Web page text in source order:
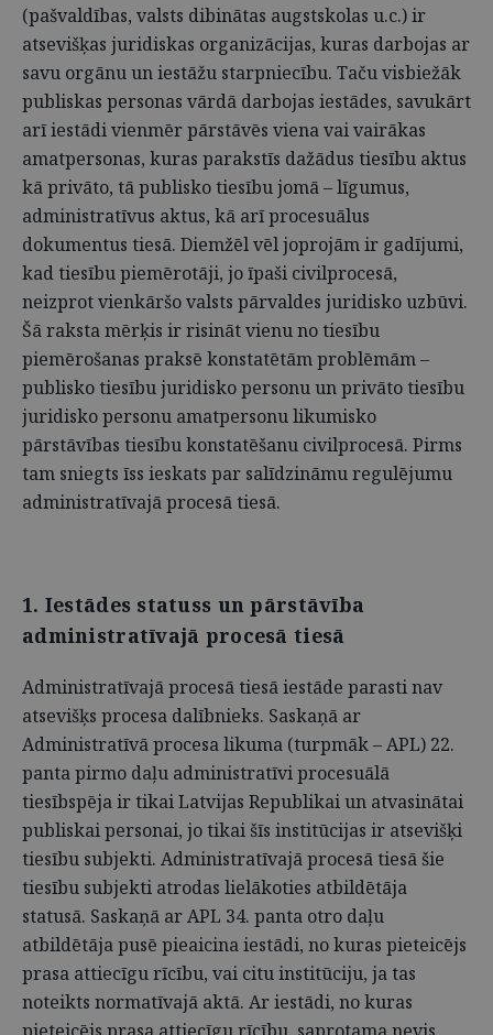
(pašvaldības, valsts dibinātas augstskolas u.c.) ir
atsevišķas juridiskas organizācijas, kuras darbojas ar
savu orgānu un iestāžu starpniecību. Taču visbiežāk
publiskas personas vārdā darbojas iestādes, savukārt
arī iestādi vienmēr pārstāvēs viena vai vairākas
amatpersonas, kuras parakstīs dažādus tiesību aktus
kā privāto, tā publisko tiesību jomā – līgumus,
administratīvus aktus, kā arī procesuālus
dokumentus tiesā. Diemžēl vēl joprojām ir gadījumi,
kad tiesību piemērotāji, jo īpaši civilprocesā,
neizprot vienkāršo valsts pārvaldes juridisko uzbūvi.
Šā raksta mērķis ir risināt vienu no tiesību
piemērošanas praksē konstatētām problēmām –
publisko tiesību juridisko personu un privāto tiesību
juridisko personu amatpersonu likumisko
pārstāvības tiesību konstatēšanu civilprocesā. Pirms
tam sniegts īss ieskats par salīdzināmu regulējumu
administratīvajā procesā tiesā.
1. Iestādes statuss un pārstāvība
administratīvajā procesā tiesā
Administratīvajā procesā tiesā iestāde parasti nav
atsevišķs procesa dalībnieks. Saskaņā ar
Administratīvā procesa likuma (turpmāk – APL) 22.
panta pirmo daļu administratīvi procesuālā
tiesībspēja ir tikai Latvijas Republikai un atvasinātai
publiskai personai, jo tikai šīs institūcijas ir atsevišķi
tiesību subjekti. Administratīvajā procesā tiesā šie
tiesību subjekti atrodas lielākoties atbildētāja
statusā. Saskaņā ar APL 34. panta otro daļu
atbildētāja pusē pieaicina iestādi, no kuras pieteicējs
prasa attiecīgu rīcību, vai citu institūciju, ja tas
noteikts normatīvajā aktā. Ar iestādi, no kuras